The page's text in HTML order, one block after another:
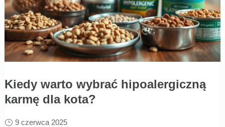
Kiedy warto wybrać hipoalergiczną
karmę dla kota?
9 czerwca 2025